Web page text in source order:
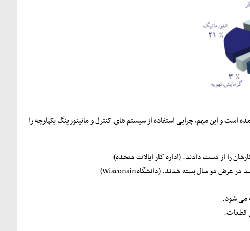
و این مهم، چرایی استفاده از سیستم های کنترل و مانیتورینگ یکپارچه را
می شود.